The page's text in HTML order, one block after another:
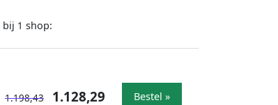
bij 1 shop:
1.198,43 1.128,29 Bestel »